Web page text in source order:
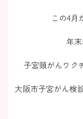
この4月
年
子宮頸がんワク
大阪市子宮がん検